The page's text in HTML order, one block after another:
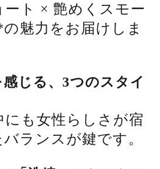
ート × 艶めくスモー
魅力をお届けしま
じる、3つのスタイ
にも女性らしさが宿
ランスが鍵です。